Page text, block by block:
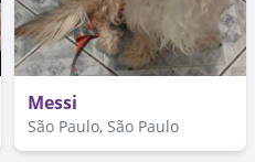
Messi
São Paulo, São Paulo